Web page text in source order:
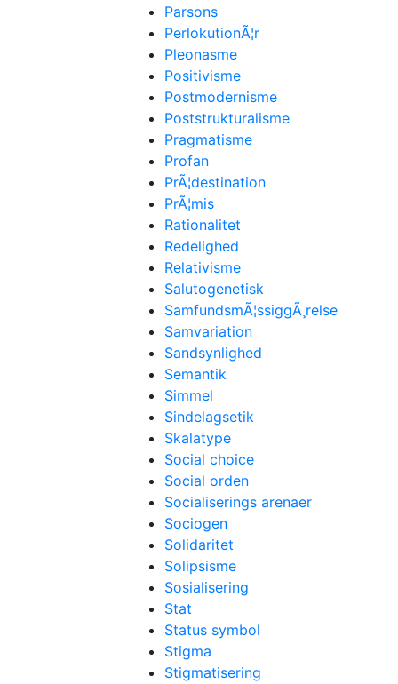
Parsons
PerlokutionÃ¦r
Pleonasme
Positivisme
Postmodernisme
Poststrukturalisme
Pragmatisme
Profan
PrÃ¦destination
PrÃ¦mis
Rationalitet
Redelighed
Relativisme
Salutogenetisk
SamfundsmÃ¦ssiggÃ¸relse
Samvariation
Sandsynlighed
Semantik
Simmel
Sindelagsetik
Skalatype
Social choice
Social orden
Socialiserings arenaer
Sociogen
Solidaritet
Solipsisme
Sosialisering
Stat
Status symbol
Stigma
Stigmatisering